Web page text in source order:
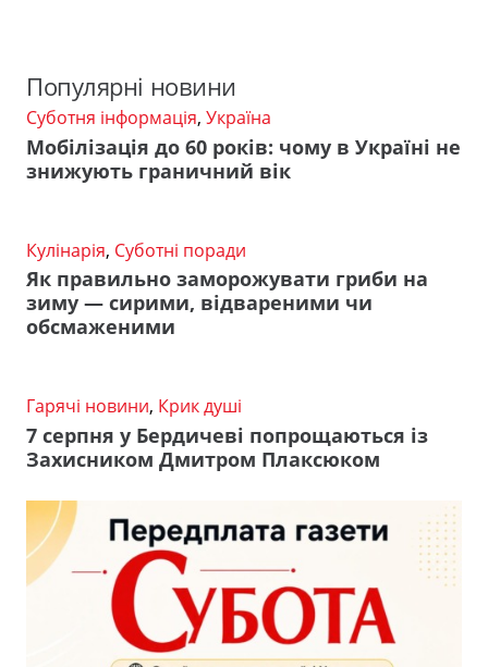
Популярні новини
Суботня інформація, Україна
Мобілізація до 60 років: чому в Україні не
знижують граничний вік
Кулінарія, Суботні поради
Як правильно заморожувати гриби на
зиму — сирими, відвареними чи
обсмаженими
Гарячі новини, Крик душі
7 серпня у Бердичеві попрощаються із
Захисником Дмитром Плаксюком